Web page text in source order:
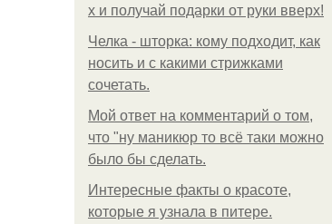
х и получай подарки от руки вверх!
Челка - шторка: кому подходит, как
носить и с какими стрижками
сочетать.
Мой ответ на комментарий о том,
что "ну маникюр то всё таки можно
было бы сделать.
Интересные факты о красоте,
которые я узнала в питере.